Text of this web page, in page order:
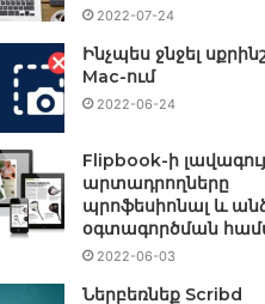
2022-07-24
Ինչպես ջնջել
Mac-ում
2022-06-24
Flipbook-ի
արտադրողները
պրոֆեսիոնալ և
օգտագործման
2022-06-03
Ներբեռնեք Scribd